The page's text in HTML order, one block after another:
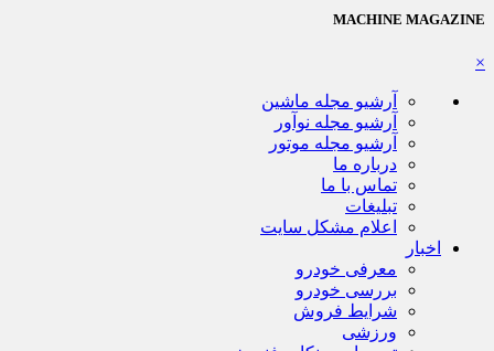
MACHINE MAGAZINE
×
آرشیو مجله ماشین
آرشیو مجله نوآور
آرشیو مجله موتور
درباره ما
تماس با ما
تبلیغات
اعلام مشکل سایت
اخبار
معرفی خودرو
بررسی خودرو
شرایط فروش
ورزشی